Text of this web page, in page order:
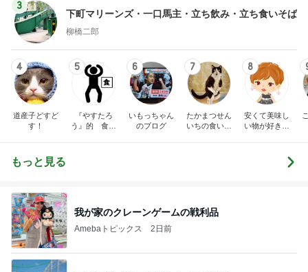
3
下町マリーンズ・一口馬主・立ち飲み・立ち食いそば
柳橋二郎
4
道産子どすど
す！
5
『やすたろ
う』的 食の
6
いもっちゃん
のブログ
7
たかまつせん
いちの食い散
8
安くて美味し
い物が好き☆
もっと見る
我が家のクレーンゲームの戦利品
Amebaトピックス 2日前